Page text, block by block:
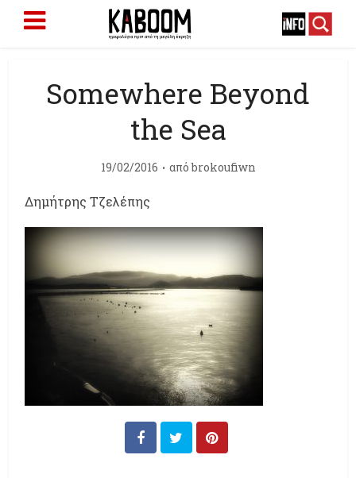
Somewhere Beyond
the Sea
19/02/2016 απόbrokoufiwn
Δημήτρης Τζελέπης